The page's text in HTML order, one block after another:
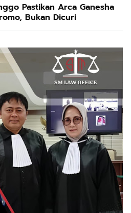
Pastikan Arca Ganesha
Bukan Dicuri